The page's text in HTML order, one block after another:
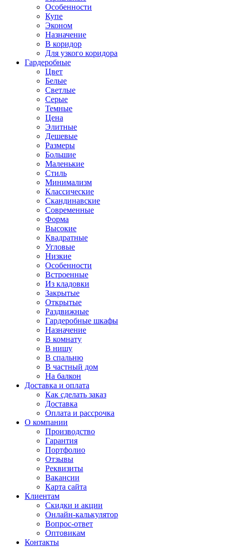
Особенности
Купе
Эконом
Назначение
В коридор
Для узкого коридора
Гардеробные
Цвет
Белые
Светлые
Серые
Темные
Цена
Элитные
Дешевые
Размеры
Большие
Маленькие
Стиль
Минимализм
Классические
Скандинавские
Современные
Форма
Высокие
Квадратные
Угловые
Низкие
Особенности
Встроенные
Из кладовки
Закрытые
Открытые
Раздвижные
Гардеробные шкафы
Назначение
В комнату
В нишу
В спальню
В частный дом
На балкон
Доставка и оплата
Как сделать заказ
Доставка
Оплата и рассрочка
О компании
Производство
Гарантия
Портфолио
Отзывы
Реквизиты
Вакансии
Карта сайта
Клиентам
Скидки и акции
Онлайн-калькулятор
Вопрос-ответ
Оптовикам
Контакты